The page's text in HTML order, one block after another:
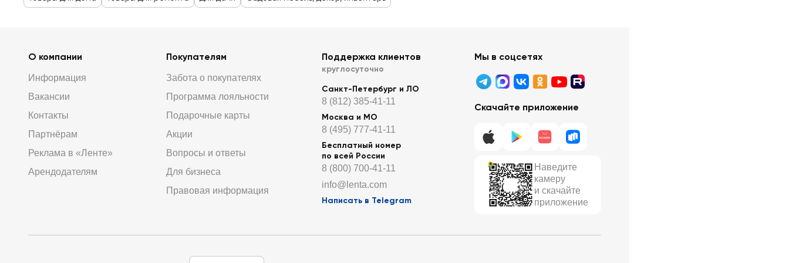
О компании
Информация
Вакансии
Контакты
Партнёрам
Реклама в «Ленте»
Арендодателям
Покупателям
Забота о покупателях
Программа лояльности
Подарочные карты
Акции
Вопросы и ответы
Для бизнеса
Правовая информация
Поддержка клиентов
круглосуточно
Санкт-Петербург и ЛО
8 (812) 385-41-11
Москва и МО
8 (495) 777-41-11
Бесплатный номер
по всей России
8 (800) 700-41-11
info@lenta.com
Написать в Telegram
Мы в соцсетях
Скачайте приложение
Наведите
камеру
и скачайте
приложение